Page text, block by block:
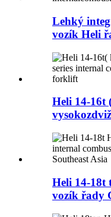
Lehký
vozík Heli
Heli 14-16t
Heli 14-18t
vozík řady